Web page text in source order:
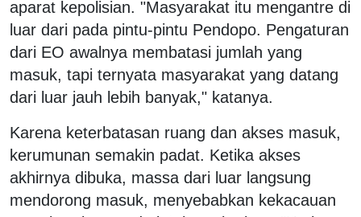
aparat kepolisian. "Masyarakat itu mengantre di
luar dari pada pintu-pintu Pendopo. Pengaturan
dari EO awalnya membatasi jumlah yang
masuk, tapi ternyata masyarakat yang datang
dari luar jauh lebih banyak," katanya.
Karena keterbatasan ruang dan akses masuk,
kerumunan semakin padat. Ketika akses
akhirnya dibuka, massa dari luar langsung
mendorong masuk, menyebabkan kekacauan